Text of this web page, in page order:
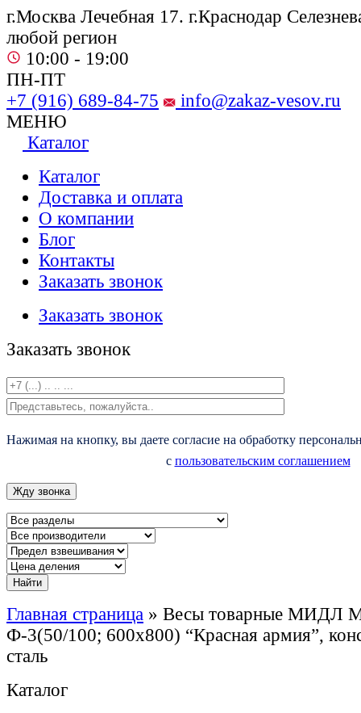
г.Москва Лечебная 17. г.Краснодар
любой регион
10:00 - 19:00
ПН-ПТ
+7 (916) 689-84-75
info@zakaz-vesov.ru
МЕНЮ
Каталог
Каталог
Доставка и оплата
О компании
Блог
Контакты
Заказать звонок
Заказать звонок
Заказать звонок
Нажимая на кнопку, вы даете согласие на обработку
с пользовательским соглашением
Главная страница » Весы товарные МИДЛ
Ф-3(50/100; 600х800) “Красная армия”,
сталь
Каталог